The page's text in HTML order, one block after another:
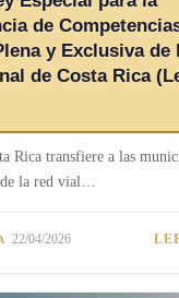
de
y Exclusiva de
de Costa Rica
Rica transfiere a las
la red vial…
22/04/2026